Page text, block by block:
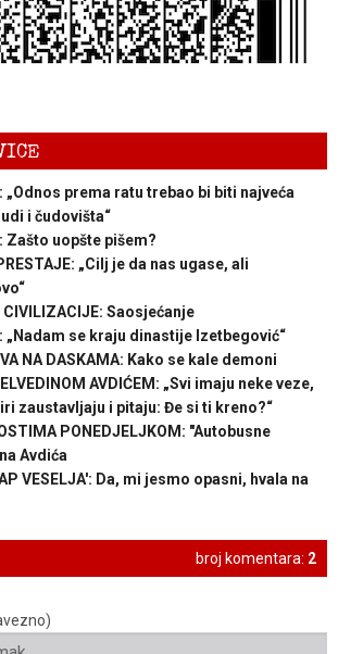
„Odnos prema ratu trebao bi biti najveća
i čudovišta“
Zašto uopšte pišem?
„Cilj je da nas ugase, ali
CIVILIZACIJE: Saosjećanje
„Nadam se kraju dinastije Izetbegović“
NA DASKAMA: Kako se kale demoni
AVDIĆEM: „Svi imaju neke veze,
zaustavljaju i pitaju: Đe si ti kreno?“
PONEDJELJKOM: "Autobusne
Avdića
VESELJA': Da, mi jesmo opasni, hvala na
broj komentara: 2